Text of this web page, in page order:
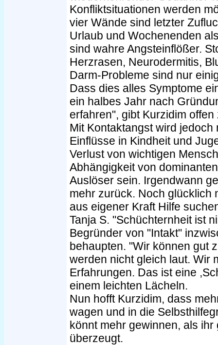
Konfliktsituationen werden
vier Wände sind letzter
Urlaub und Wochenenden
sind wahre Angsteinflößer.
Herzrasen, Neurodermitis,
Darm-Probleme sind nur
Dass dies alles Symptome
ein halbes Jahr nach
erfahren", gibt Kurzidim offen
Mit Kontaktangst wird
Einflüsse in Kindheit und
Verlust von wichtigen
Abhängigkeit von
Auslöser sein. Irgendwann
mehr zurück. Noch glücklich
aus eigener Kraft Hilfe
Tanja S. "Schüchternheit ist
Begründer von "Intakt"
behaupten. "Wir können gut
werden nicht gleich laut. Wir
Erfahrungen. Das ist eine
einem leichten Lächeln.
Nun hofft Kurzidim, dass
wagen und in die
könnt mehr gewinnen, als
überzeugt.